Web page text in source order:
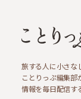
旅する人に小さな
ことりっぷ編集部
情報を毎日配信す